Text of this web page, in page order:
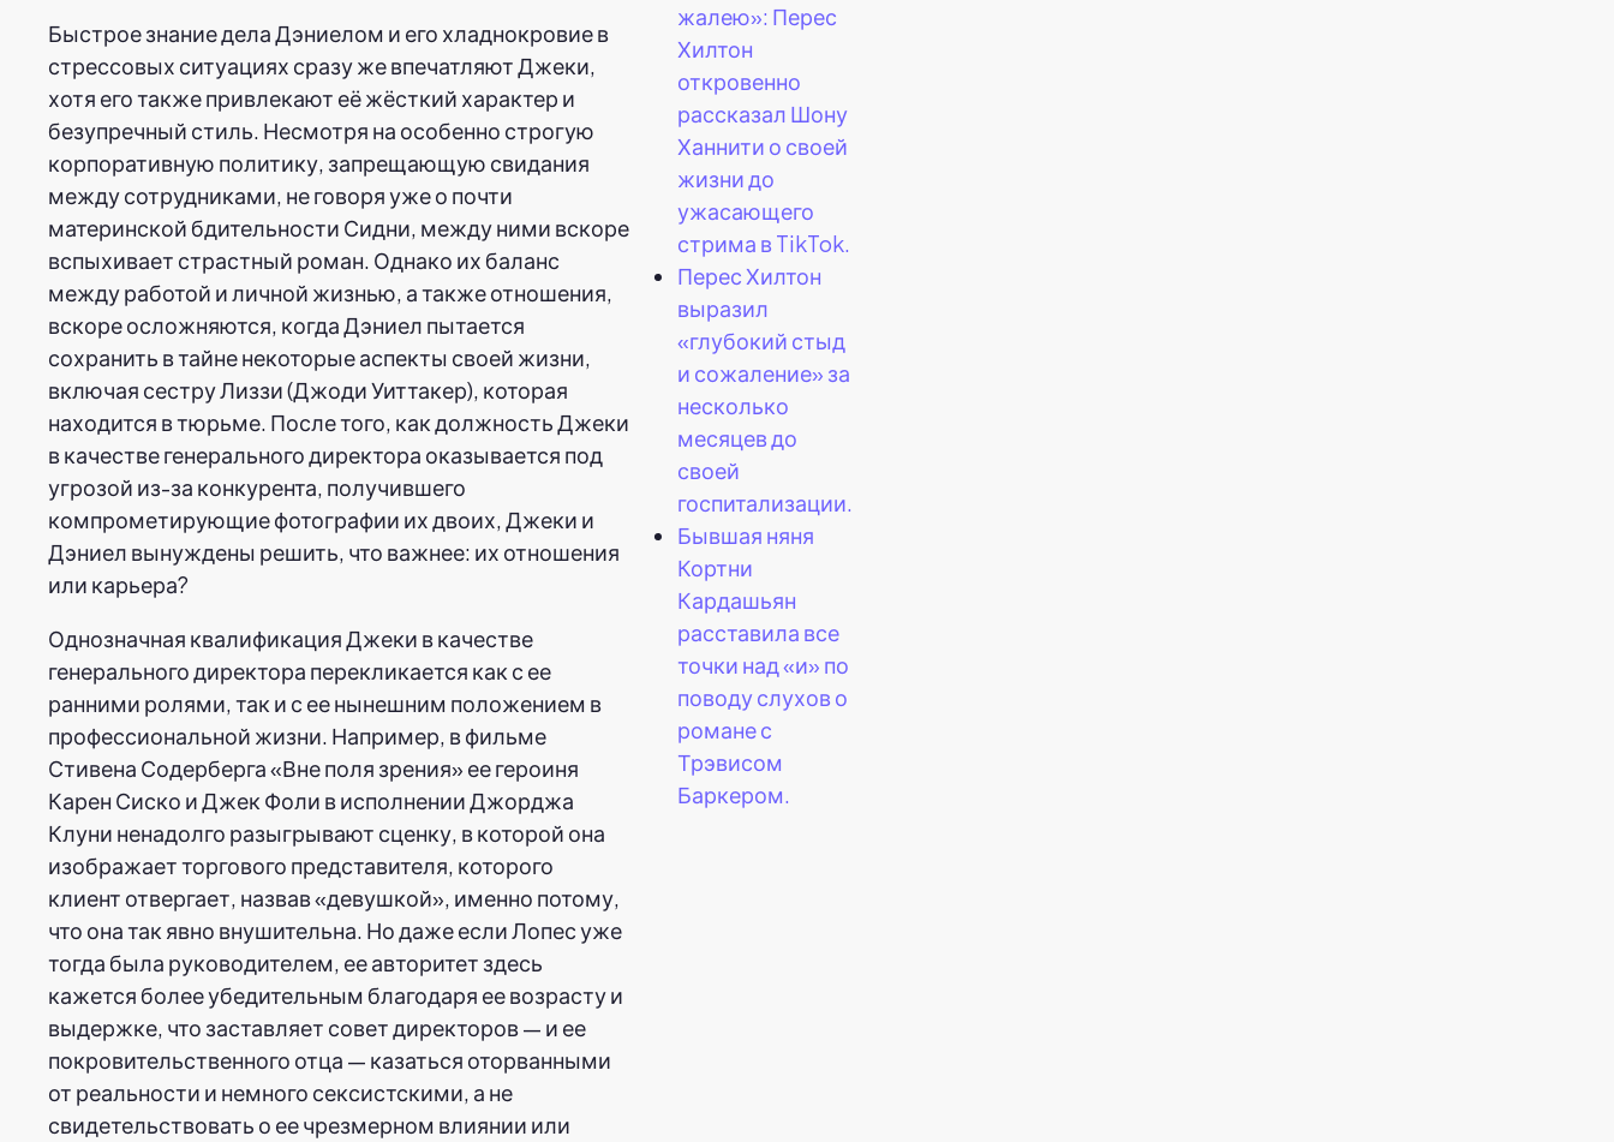
Быстрое знание дела Дэниелом и его хладнокровие в
стрессовых ситуациях сразу же впечатляют Джеки,
хотя его также привлекают её жёсткий характер и
безупречный стиль. Несмотря на особенно строгую
корпоративную политику, запрещающую свидания
между сотрудниками, не говоря уже о почти
материнской бдительности Сидни, между ними вскоре
вспыхивает страстный роман. Однако их баланс
между работой и личной жизнью, а также отношения,
вскоре осложняются, когда Дэниел пытается
сохранить в тайне некоторые аспекты своей жизни,
включая сестру Лиззи (Джоди Уиттакер), которая
находится в тюрьме. После того, как должность Джеки
в качестве генерального директора оказывается под
угрозой из-за конкурента, получившего
компрометирующие фотографии их двоих, Джеки и
Дэниел вынуждены решить, что важнее: их отношения
или карьера?
Однозначная квалификация Джеки в качестве
генерального директора перекликается как с ее
ранними ролями, так и с ее нынешним положением в
профессиональной жизни. Например, в фильме
Стивена Содерберга «Вне поля зрения» ее героиня
Карен Сиско и Джек Фоли в исполнении Джорджа
Клуни ненадолго разыгрывают сценку, в которой она
изображает торгового представителя, которого
клиент отвергает, назвав «девушкой», именно потому,
что она так явно внушительна. Но даже если Лопес уже
тогда была руководителем, ее авторитет здесь
кажется более убедительным благодаря ее возрасту и
выдержке, что заставляет совет директоров — и ее
покровительственного отца — казаться оторванными
от реальности и немного сексистскими, а не
свидетельствовать о ее чрезмерном влиянии или
жалею»: Перес
Хилтон
откровенно
рассказал Шону
Ханнити о своей
жизни до
ужасающего
стрима в TikTok.
Перес Хилтон
выразил
«глубокий стыд
и сожаление» за
несколько
месяцев до
своей
госпитализации.
Бывшая няня
Кортни
Кардашьян
расставила все
точки над «и» по
поводу слухов о
романе с
Трэвисом
Баркером.